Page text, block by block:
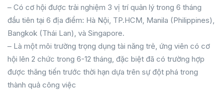
– Có cơ hội được trải nghiệm 3 vị trí quản lý trong 6 tháng
đầu tiên tại 6 địa điểm: Hà Nội, TP.HCM, Manila (Philippines),
Bangkok (Thái Lan), và Singapore.
– Là một môi trường trọng dụng tài năng trẻ, ứng viên có cơ
hội lên 2 chức trong 6-12 tháng, đặc biệt đã có trường hợp
được thăng tiến trước thời hạn dựa trên sự đột phá trong
thành quả công việc